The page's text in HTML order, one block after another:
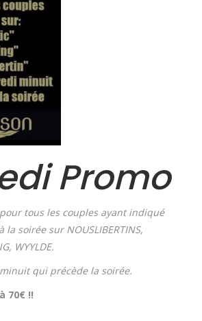
Promo
tous les couples ayant indiqué
soirée sur NOUSLIBERTINS,
WYYLDE.
qui précède la soirée.
70€ !!